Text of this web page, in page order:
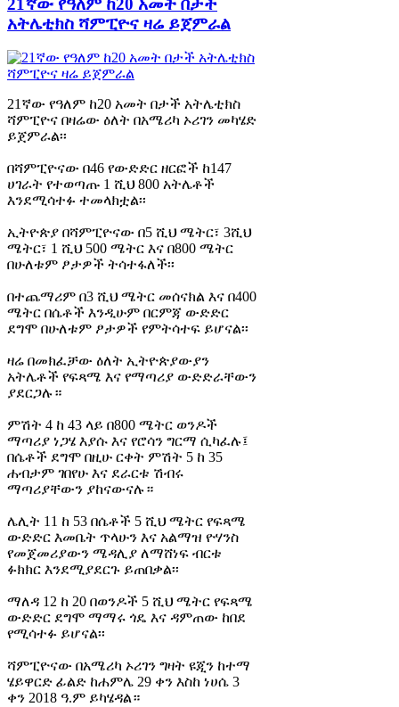
አትሌቲክስ ሻምፒዮና ዛሬ ይጀምራል
21ኛው የዓለም ከ20 አመት በታች አትሌቲክስ
ሻምፒዮና በዛሬው ዕለት በአሜሪካ ኦሪገን መካሄድ
ይጀምራል፡፡
በሻምፒዮናው በ46 የውድድር ዘርፎች ከ147
ሀገራት የተወጣጡ 1 ሺህ 800 አትሌቶች
እንደሚሳተፉ ተመላክቷል፡፡
ኢትዮጵያ በሻምፒዮናው በ5 ሺህ ሜትር፣ 3ሺህ
ሜትር፣ 1 ሺህ 500 ሜትር እና በ800 ሜትር
በሁለቱም ፆታዎች ትሳተፋለች፡፡
በተጨማሪም በ3 ሺህ ሜትር መሰናክል እና በ400
ሜትር በሴቶች እንዲሁም በርምጃ ውድድር
ደግሞ በሁለቱም ፆታዎች የምትሳተፍ ይሆናል፡፡
ዛሬ በመክፈቻው ዕለት ኢትዮጵያውያን
አትሌቶች የፍጻሜ እና የማጣሪያ ውድድራቸውን
ያደርጋሉ።
ምሽት 4 ከ 43 ላይ በ800 ሜትር ወንዶች
ማጣሪያ ነጋሄ እያሱ እና የሮሳን ግርማ ሲካፈሉ፤
በሴቶች ደግሞ በዚሁ ርቀት ምሽት 5 ከ 35
ሐብታም ገበየሁ እና ደራርቱ ሽብሩ
ማጣሪያቸውን ያከናውናሉ።
ሌሊት 11 ከ 53 በሴቶች 5 ሺህ ሜትር የፍጻሜ
ውድድር እመቤት ጥላሁን እና አልማዝ ዮሃንስ
የመጀመሪያውን ሜዳሊያ ለማሸነፍ ብርቱ
ፉክክር እንደሚያደርጉ ይጠበቃል፡፡
ማለዳ 12 ከ 20 በወንዶች 5 ሺህ ሜትር የፍጻሜ
ውድድር ደግሞ ማማሩ ጎዴ እና ዳምጠው ከበደ
የሚሳተፉ ይሆናል፡፡
ሻምፒዮናው በአሜሪካ ኦሪገን ግዛት ዩጂን ከተማ
ሄይዋርድ ፊልድ ከሐምሌ 29 ቀን እስከ ነሀሴ 3
ቀን 2018 ዓ.ም ይካሄዳል።